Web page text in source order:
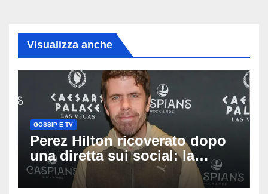
Visualizza anche
GOSSIP E TV
Perez Hilton ricoverato dopo
una diretta sui social: la
famiglia rompe il silenzio
sulle sue condizioni